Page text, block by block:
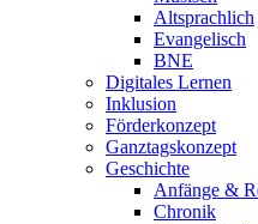
Altsprachlich
Evangelisch
BNE
Digitales Lernen
Inklusion
Förderkonzept
Ganztagskonzept
Geschichte
Anfänge &
Chronik